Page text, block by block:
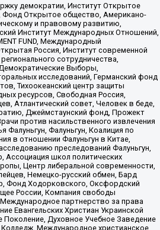
демократии, Институт Открытое
Открытое общество, Американо-
и правовому развитию,
Институт Международных Отношений,
FUND, Международный
Россия, Институт современной
сотрудничества,
Выборы,
исследований, Германский фонд
Тихоокеанский центр защиты
ресурсов, Свободная Россия,
Атлантический совет, Человек в беде,
Джеймстаунский фонд, Прожект
против насильственного извлечения
Фалуньгун, Фалуньгун, Коалиция по
в отношении Фалуньгун в Китае,
преследований Фалуньгун,
Ассоциация школ политических
Центр либеральной современности,
Немецко-русский обмен, Бард
Фонд Ходорковского, Оксфордский
России, Компания свободы
партнерство за права
Евангельских Христиан Украинской
Духовное Учебное Заведение
Международное христианское